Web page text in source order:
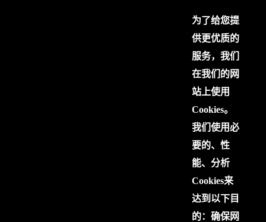
为了给您提
供更优质的
服务，我们
在我们的网
站上使用
Cookies。
我们使用必
要的、性
能、分析
Cookies来
达到以下目
的：确保网